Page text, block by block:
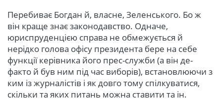
Перебиває Богдан й, власне, Зеленського. Бо ж
він краще знає законодавство. Одначе,
юриспруденцією справа не обмежується й
нерідко голова офісу президента бере на себе
функції керівника його прес-служби (а він де-
факто й був ним під час виборів), встановлюючи з
ким із журналістів і як довго тому спілкуватися,
скільки та яких питань можна ставити та ін.